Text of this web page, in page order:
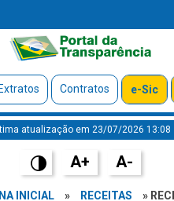
Extratos Contratos e-Sic
atualização em 23/07/2026 13:08
A+ A-
INICIAL » RECEITAS »